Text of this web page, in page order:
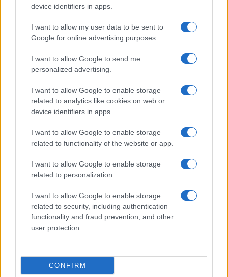
device identifiers in apps.
I want to allow my user data to be sent to
Google for online advertising purposes.
I want to allow Google to send me
personalized advertising.
I want to allow Google to enable storage
related to analytics like cookies on web or
device identifiers in apps.
I want to allow Google to enable storage
related to functionality of the website or app.
I want to allow Google to enable storage
related to personalization.
I want to allow Google to enable storage
related to security, including authentication
functionality and fraud prevention, and other
user protection.
CONFIRM